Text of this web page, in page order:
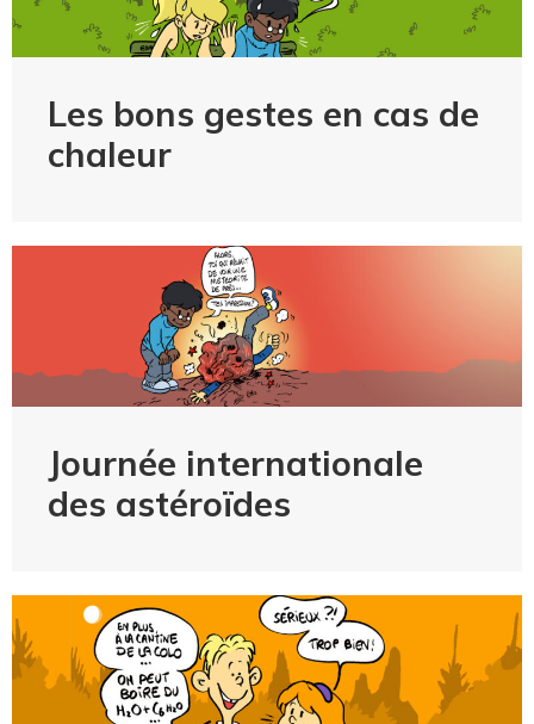
Les bons gestes en cas de
chaleur
Journée internationale
des astéroïdes